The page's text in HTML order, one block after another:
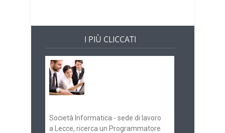
I PIÙ CLICCATI
Società Informatica - sede di lavoro
a Lecce, ricerca un Programmatore